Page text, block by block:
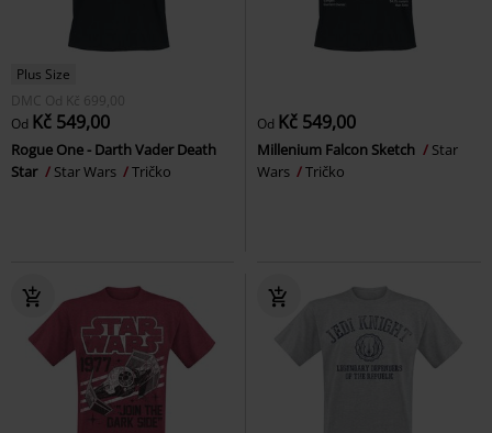
Plus Size
DMC Od Kč 699,00
Od Kč 549,00
Rogue One - Darth Vader Death
Star
Star Wars Tričko
Od Kč 549,00
Millenium Falcon Sketch
Star
Wars
Tričko